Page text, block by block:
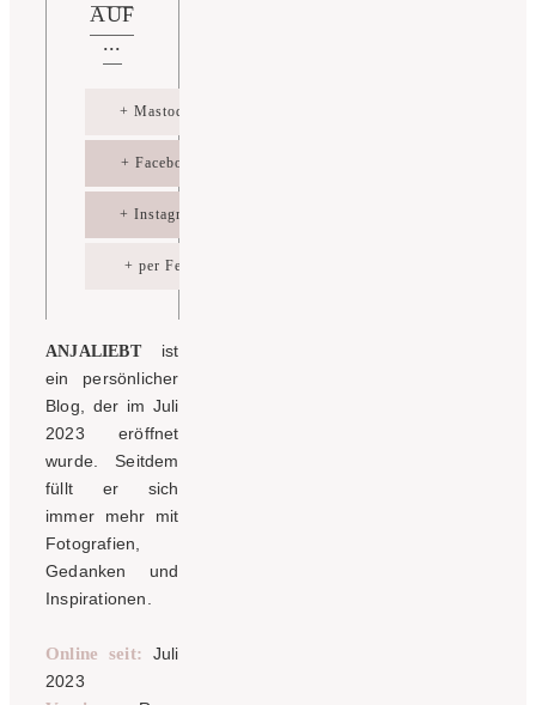
AUF
...
+ Mastodon
+ Facebook
+ Instagram
+ per Feed
ANJALIEBTist
ein persönlicher
Blog, der im Juli
2023 eröffnet
wurde. Seitdem
füllt er sich
immer mehr mit
Fotografien,
Gedanken und
Inspirationen.
Online seit: Juli
2023